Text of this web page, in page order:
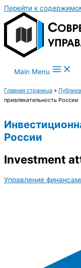
Перейти к
Main Menu
Главная страница »
привлекательность России
России
Investment
Управление